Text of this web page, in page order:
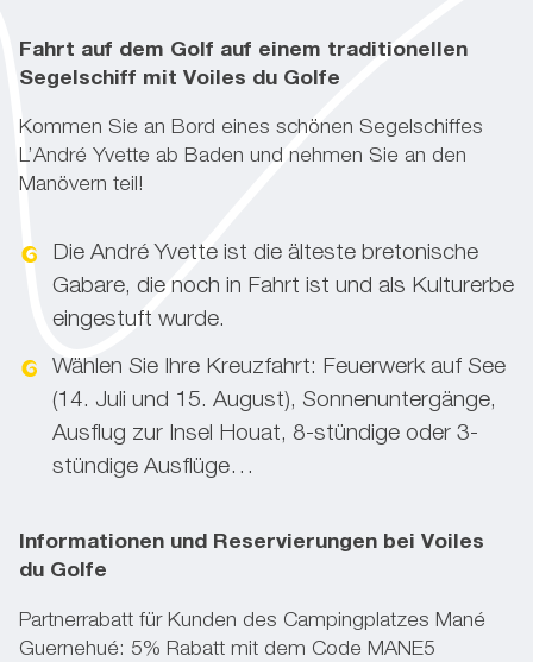
Fahrt auf dem Golf auf einem traditionellen
Segelschiff mit Voiles du Golfe
Kommen Sie an Bord eines schönen Segelschiffes
L’André Yvette ab Baden und nehmen Sie an den
Manövern teil!
Die André Yvette ist die älteste bretonische
Gabare, die noch in Fahrt ist und als Kulturerbe
eingestuft wurde.
Wählen Sie Ihre Kreuzfahrt: Feuerwerk auf See
(14. Juli und 15. August), Sonnenuntergänge,
Ausflug zur Insel Houat, 8-stündige oder 3-
stündige Ausflüge…
Informationen und Reservierungen bei Voiles
du Golfe
Partnerrabatt für Kunden des Campingplatzes Mané
Guernehué: 5% Rabatt mit dem Code MANE5